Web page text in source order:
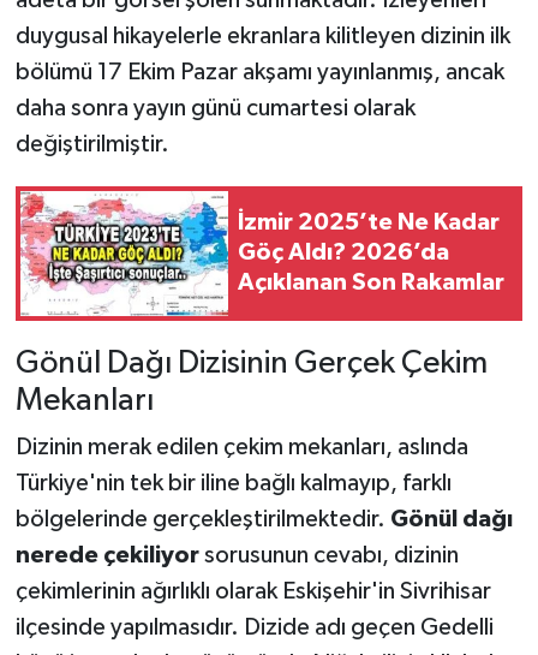
duygusal hikayelerle ekranlara kilitleyen dizinin ilk
bölümü 17 Ekim Pazar akşamı yayınlanmış, ancak
daha sonra yayın günü cumartesi olarak
değiştirilmiştir.
İzmir 2025’te Ne Kadar
Göç Aldı? 2026’da
Açıklanan Son Rakamlar
Gönül Dağı Dizisinin Gerçek Çekim
Mekanları
Dizinin merak edilen çekim mekanları, aslında
Türkiye'nin tek bir iline bağlı kalmayıp, farklı
bölgelerinde gerçekleştirilmektedir. Gönül dağı
nerede çekiliyorsorusunun cevabı, dizinin
çekimlerinin ağırlıklı olarak Eskişehir'in Sivrihisar
ilçesinde yapılmasıdır. Dizide adı geçen Gedelli